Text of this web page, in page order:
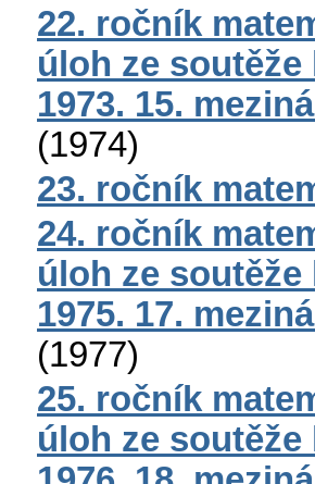
22. ročník
úloh ze
1973. 15.
(1974)
23. ročník
24. ročník
úloh ze
1975. 17.
(1977)
25. ročník
úloh ze